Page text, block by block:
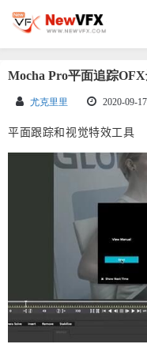
Mocha Pro平面追踪
尤克里里 2020-09-17
平面跟踪和视觉特效工具